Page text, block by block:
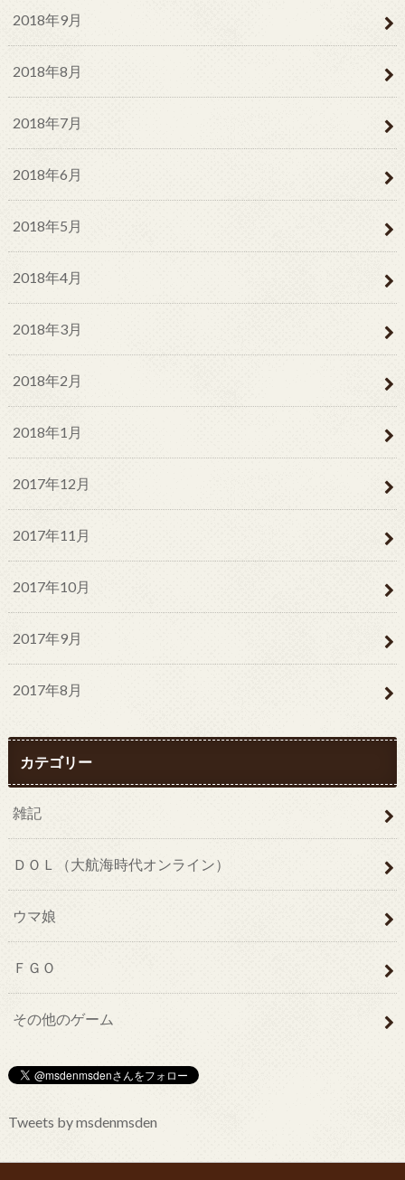
2018年9月
2018年8月
2018年7月
2018年6月
2018年5月
2018年4月
2018年3月
2018年2月
2018年1月
2017年12月
2017年11月
2017年10月
2017年9月
2017年8月
カテゴリー
雑記
ＤＯＬ（大航海時代オンライン）
ウマ娘
ＦＧＯ
その他のゲーム
Tweets by msdenmsden